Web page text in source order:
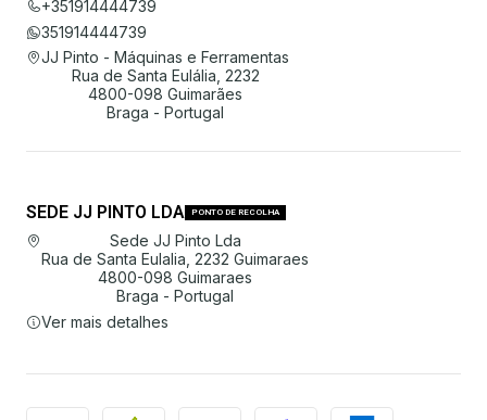
+351914444739
351914444739
JJ Pinto - Máquinas e Ferramentas
Rua de Santa Eulália, 2232
4800-098 Guimarães
Braga - Portugal
SEDE JJ PINTO LDA PONTO DE RECOLHA
Sede JJ Pinto Lda
Rua de Santa Eulalia, 2232 Guimaraes
4800-098 Guimaraes
Braga - Portugal
Ver mais detalhes